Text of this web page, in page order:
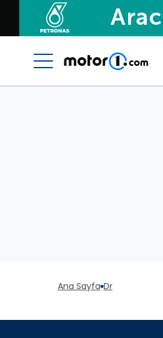
Ana Sayfa Dr